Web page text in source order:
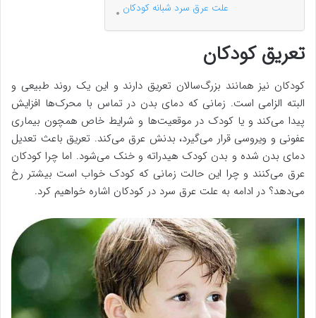
علت عرق سرد شبانه کودکان
تعریق کودکان
کودکان نیز همانند بزرگ‌سالان تعریق دارند و این یک روند طبیعی و
البته الزامی است. زمانی که دمای بدن در تماس با محرک‌ها افزایش
پیدا می‌کند و یا کودک در موقعیت‌ها و شرایط خاص همچون بیماری
عفونی و ویروسی قرار می‌گیرد، بدنش عرق می‌کند. تعریق باعث تعدیل
دمای بدن شده و بدن کودک هیدراته و خنک می‌شود. اما چرا کودکان
عرق می‌کنند و چرا این حالت زمانی که کودک خواب است بیشتر رخ
می‌دهد؟ در ادامه به علت عرق سرد در کودکان اشاره خواهیم کرد.